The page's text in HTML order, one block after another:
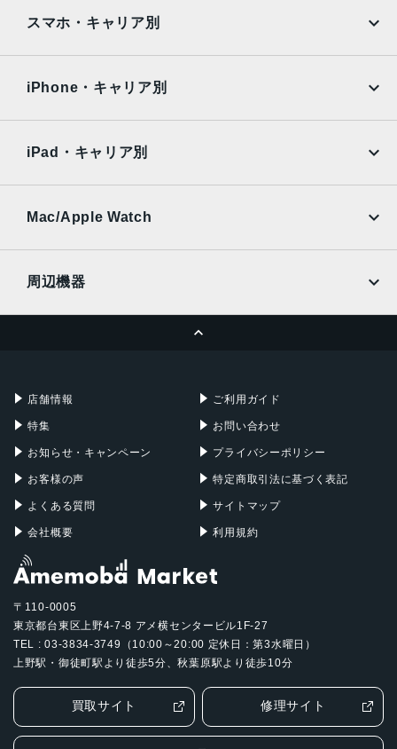
TrueDepthカメラによる顔認識の有効化
発売日
2021年9月24日
AQUOS
OPPO Android
Surface
Xiaomi Tablet
スマホ・キャリア別
Ymobile
UQmobile
iPhone・キャリア別
Ymobile
UQmobile
iPad・キャリア別
Mac/Apple Watch
周辺機器
店舗情報
特集
お知らせ・キャンペーン
お客様の声
よくある質問
会社概要
ご利用ガイド
お問い合わせ
プライバシーポリシー
特定商取引法に基づく表記
サイトマップ
利用規約
〒110-0005
東京都台東区上野4-7-8 アメ横センタービル1F-27
TEL : 03-3834-3749（10:00～20:00 定休日：第3水曜日）
上野駅・御徒町駅より徒歩5分、秋葉原駅より徒歩10分
買取サイト 修理サイト